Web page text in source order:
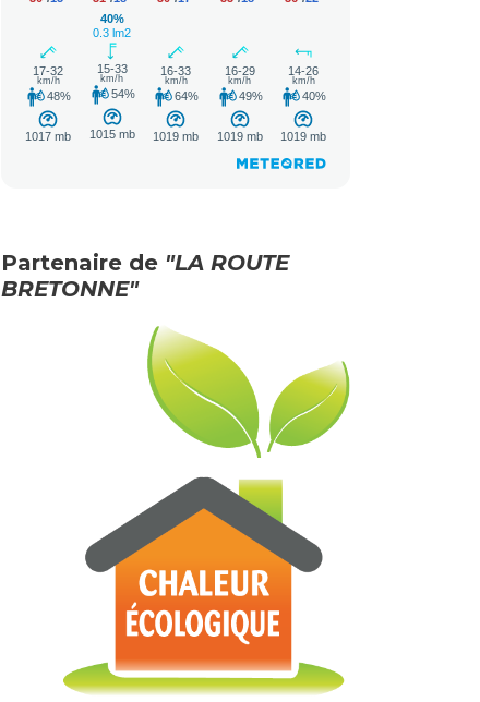
Partenaire de "LA ROUTE
BRETONNE"